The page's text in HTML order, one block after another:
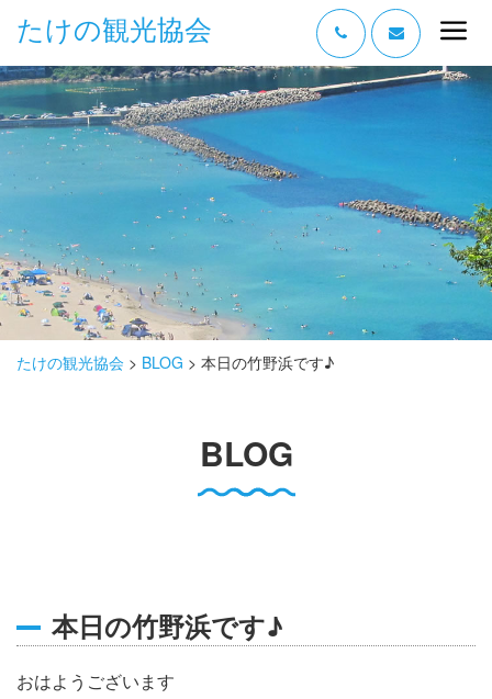
たけの観光協会
“たけの” の魅力
過ごし方
みどころ
泊まる
おみやげ
お電話受付時間 9:00〜17:00
たけの観光協会 > BLOG > 本日の竹野浜です♪
BLOG
本日の竹野浜です♪
おはようございます